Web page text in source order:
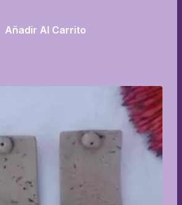
Añadir Al Carrito